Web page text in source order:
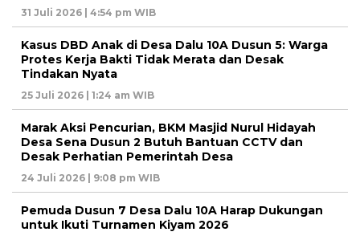
31 Juli 2026 | 4:54 pm WIB
Kasus DBD Anak di Desa Dalu 10A Dusun 5: Warga
Protes Kerja Bakti Tidak Merata dan Desak
Tindakan Nyata
25 Juli 2026 | 1:24 am WIB
Marak Aksi Pencurian, BKM Masjid Nurul Hidayah
Desa Sena Dusun 2 Butuh Bantuan CCTV dan
Desak Perhatian Pemerintah Desa
24 Juli 2026 | 9:08 pm WIB
Pemuda Dusun 7 Desa Dalu 10A Harap Dukungan
untuk Ikuti Turnamen Kiyam 2026